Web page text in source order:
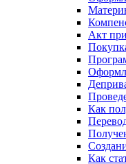
Акт
Как
Как